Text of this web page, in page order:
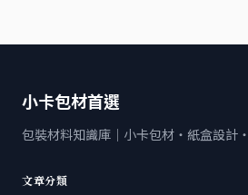
小卡包材首選
包裝材料知識庫｜小卡包材・紙盒設計
文章分類